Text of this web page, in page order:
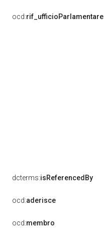
ocd:rif_ufficioParlamentare
dcterms:isReferencedBy
ocd:aderisce
ocd:membro